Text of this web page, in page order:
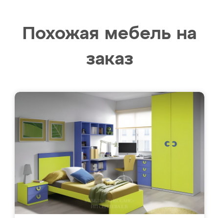
Похожая мебель на
заказ